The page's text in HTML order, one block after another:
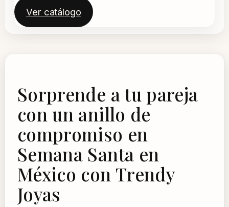
Ver catálogo
Sorprende a tu pareja
con un anillo de
compromiso en
Semana Santa en
México con Trendy
Joyas